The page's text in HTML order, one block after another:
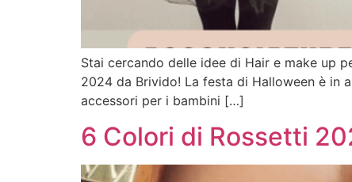
Stai cercando delle idee di Hair e make up
2024 da Brivido! La festa di Halloween è in
accessori per i bambini […]
6 Colori di Rossetti